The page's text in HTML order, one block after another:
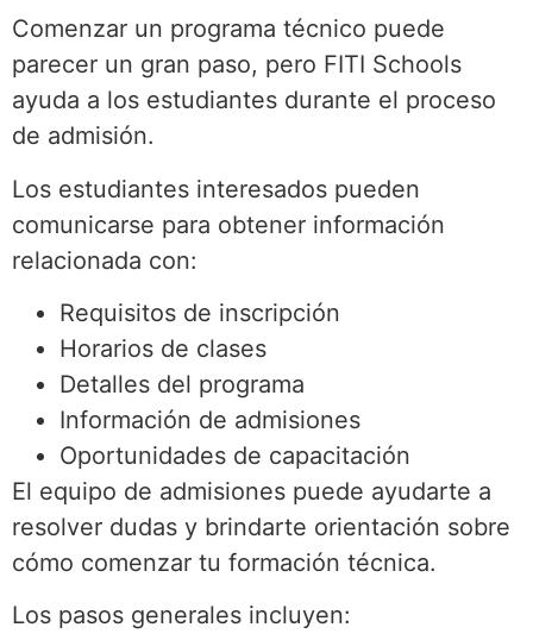
Comenzar un programa técnico puede
parecer un gran paso, pero FITI Schools
ayuda a los estudiantes durante el proceso
de admisión.
Los estudiantes interesados pueden
comunicarse para obtener información
relacionada con:
Requisitos de inscripción
Horarios de clases
Detalles del programa
Información de admisiones
Oportunidades de capacitación
El equipo de admisiones puede ayudarte a
resolver dudas y brindarte orientación sobre
cómo comenzar tu formación técnica.
Los pasos generales incluyen: